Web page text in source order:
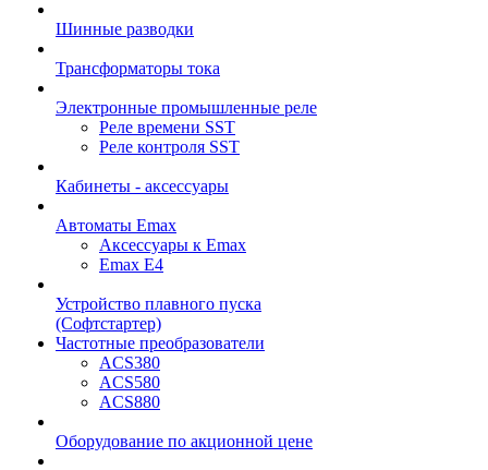
Шинные разводки
Трансформаторы тока
Электронные промышленные реле
Реле времени SST
Реле контроля SST
Кабинеты - аксессуары
Автоматы Emax
Аксессуары к Emax
Emax E4
Устройство плавного пуска
(Софтстартер)
Частотные преобразователи
ACS380
ACS580
ACS880
Оборудование по акционной цене